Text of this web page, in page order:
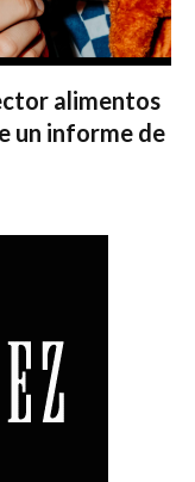
alimentos
un informe de